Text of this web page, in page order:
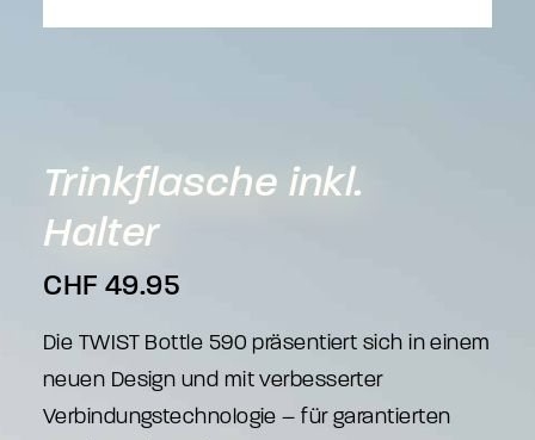
Trinkflasche inkl.
Halter
CHF 49.95
Die TWIST Bottle 590 präsentiert sich in einem
neuen Design und mit verbesserter
Verbindungstechnologie – für garantierten